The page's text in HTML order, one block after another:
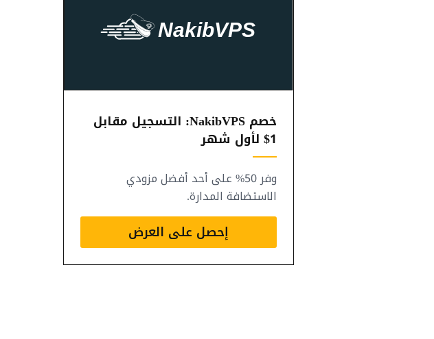
خصم NakibVPS: التسجيل مقابل
1$ لأول شهر
وفر 50% على أحد أفضل مزودي
الاستضافة المدارة.
إحصل على العرض